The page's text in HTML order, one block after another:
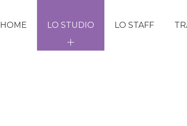
HOME LO STUDIO LO STAFF